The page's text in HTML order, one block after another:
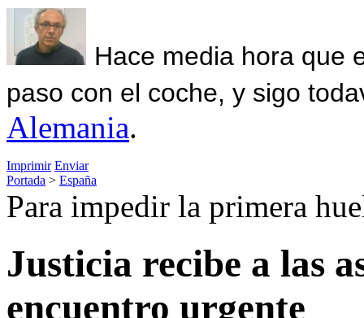
Hace media hora que
paso con el coche, y sigo
Alemania.
Imprimir Enviar
Portada > España
Para impedir la primera
Justicia recibe a las
encuentro urgente